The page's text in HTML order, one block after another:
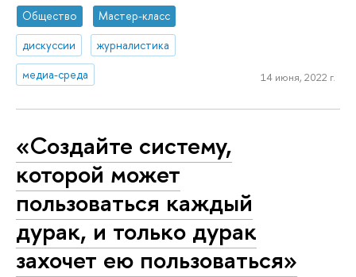
Общество
Мастер-класс
дискуссии
журналистика
медиа-среда
14 июня, 2022 г.
«Создайте систему,
которой может
пользоваться каждый
дурак, и только дурак
захочет ею пользоваться»